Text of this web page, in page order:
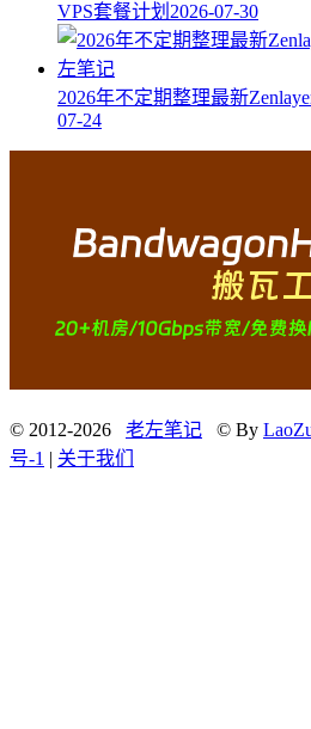
VPS套餐计划 2026-07-30
2026年不定期整理最新
07-24
© 2012-2026 老左笔记 © By
号-1 | 关于我们